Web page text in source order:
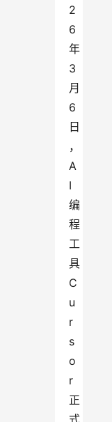
2
6
年
3
月
6
日
，
A
I
编
程
工
具
C
u
r
s
o
r
正
式